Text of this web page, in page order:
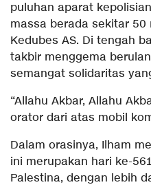
puluhan aparat
massa berada sekitar 50
Kedubes AS. Di tengah
takbir menggema
semangat solidaritas
“Allahu Akbar, Allahu
orator dari atas mobil
Dalam orasinya, Ilham
ini merupakan hari ke-
Palestina, dengan lebih